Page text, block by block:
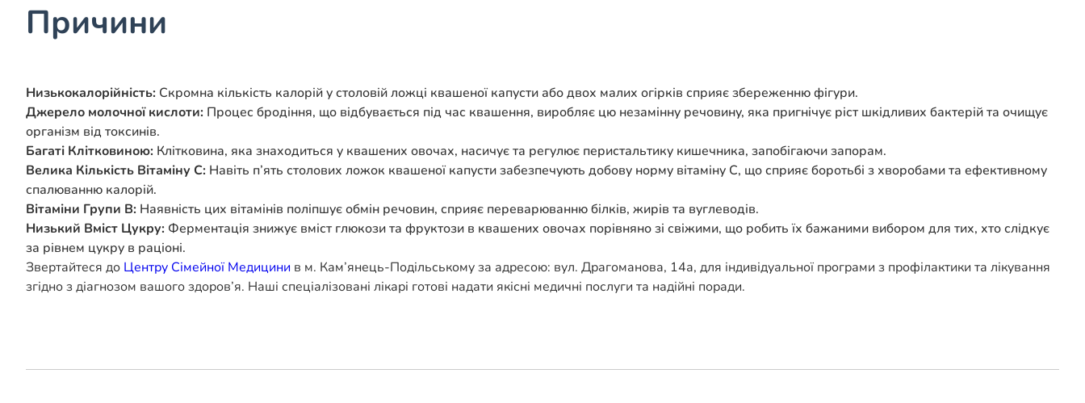
Причини
Низькокалорійність: Скромна кількість калорій у столовій ложці квашеної капусти або двох малих огірків сприяє збереженню фігури.
Джерело молочної кислоти: Процес бродіння, що відбувається під час квашення, виробляє цю незамінну речовину, яка пригнічує ріст шкідливих бактерій та очищує
організм від токсинів.
Багаті Клітковиною: Клітковина, яка знаходиться у квашених овочах, насичує та регулює перистальтику кишечника, запобігаючи запорам.
Велика Кількість Вітаміну C: Навіть п’ять столових ложок квашеної капусти забезпечують добову норму вітаміну C, що сприяє боротьбі з хворобами та ефективному
спалюванню калорій.
Вітаміни Групи B: Наявність цих вітамінів поліпшує обмін речовин, сприяє переварюванню білків, жирів та вуглеводів.
Низький Вміст Цукру: Ферментація знижує вміст глюкози та фруктози в квашених овочах порівняно зі свіжими, що робить їх бажаними вибором для тих, хто слідкує
за рівнем цукру в раціоні.
Звертайтеся до Центру Сімейної Медицини в м. Кам’янець-Подільському за адресою: вул. Драгоманова, 14а, для індивідуальної програми з профілактики та лікування
згідно з діагнозом вашого здоров’я. Наші спеціалізовані лікарі готові надати якісні медичні послуги та надійні поради.